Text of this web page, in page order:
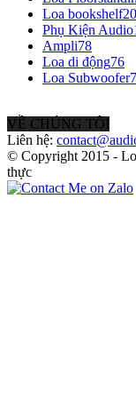
Loa bookshelf
Phụ Kiện Audio
Ampli78
Loa di động76
Loa Subwoofer
VỀ CHÚNG TÔI
Liên hệ:
© Copyright 2015 -
thực